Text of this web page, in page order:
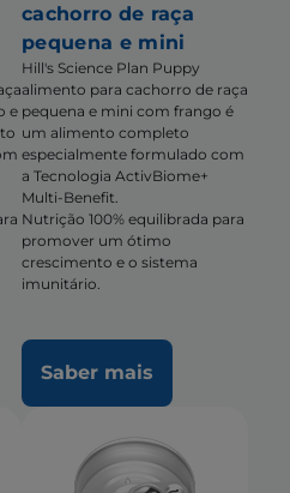
e
cachorro de raça
pequena e mini
Hill's Science Plan Puppy
alimento para cachorro de raça
pequena e mini com frango é
um alimento completo
especialmente formulado com
a Tecnologia ActivBiome+
Multi-Benefit.
Nutrição 100% equilibrada para
promover um ótimo
crescimento e o sistema
imunitário.
Saber mais